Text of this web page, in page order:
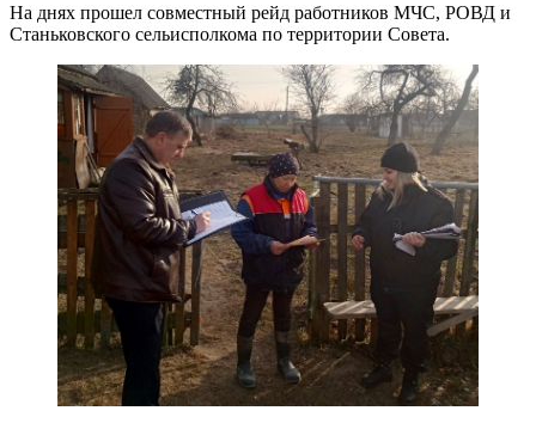
На днях прошел совместный рейд работников МЧС, РОВД и
Станьковского сельисполкома по территории Совета.